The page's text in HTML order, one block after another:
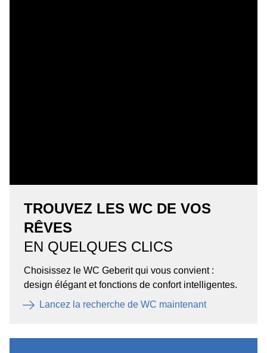
TROUVEZ LES WC DE VOS
RÊVES
EN QUELQUES CLICS
Choisissez le WC Geberit qui vous convient :
design élégant et fonctions de confort intelligentes.
Lancez la recherche de WC maintenant